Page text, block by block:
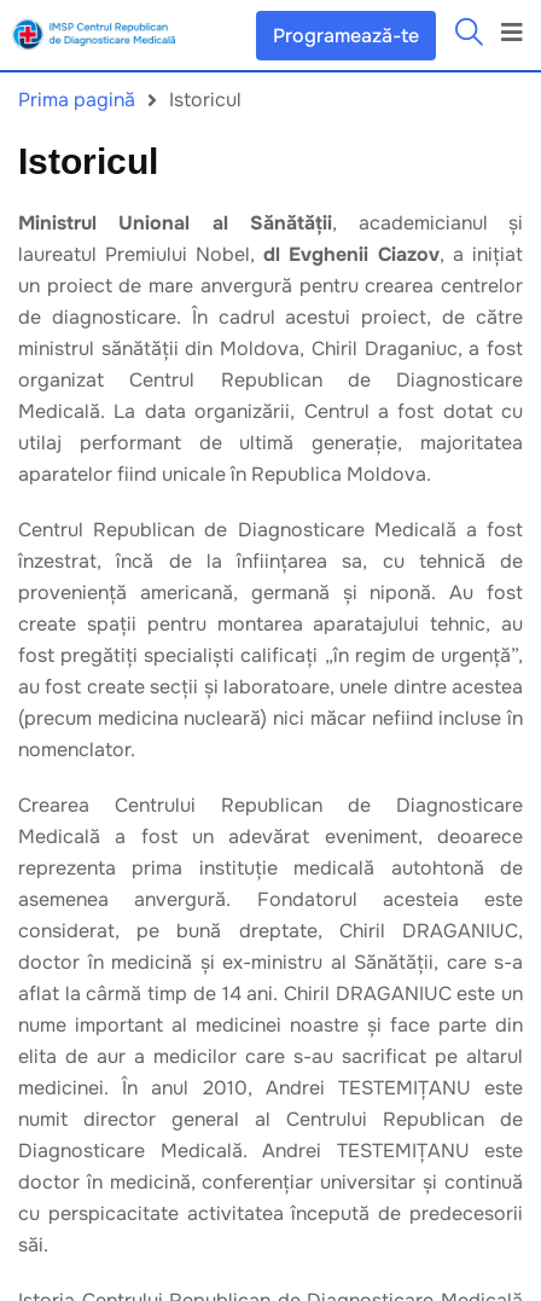
Programează-te
Prima pagină Istoricul
Istoricul
Ministrul Unional al Sănătății, academicianul și
laureatul Premiului Nobel, dl Evghenii Ciazov, a inițiat
un proiect de mare anvergură pentru crearea centrelor
de diagnosticare. În cadrul acestui proiect, de către
ministrul sănătății din Moldova, Chiril Draganiuc, a fost
organizat Centrul Republican de Diagnosticare
Medicală. La data organizării, Centrul a fost dotat cu
utilaj performant de ultimă generație, majoritatea
aparatelor fiind unicale în Republica Moldova.
Centrul Republican de Diagnosticare Medicală a fost
înzestrat, încă de la înființarea sa, cu tehnică de
proveniență americană, germană și niponă. Au fost
create spații pentru montarea aparatajului tehnic, au
fost pregătiți specialiști calificați „în regim de urgență”,
au fost create secții și laboratoare, unele dintre acestea
(precum medicina nucleară) nici măcar nefiind incluse în
nomenclator.
Crearea Centrului Republican de Diagnosticare
Medicală a fost un adevărat eveniment, deoarece
reprezenta prima instituție medicală autohtonă de
asemenea anvergură. Fondatorul acesteia este
considerat, pe bună dreptate, Chiril DRAGANIUC,
doctor în medicină și ex-ministru al Sănătății, care s-a
aflat la cârmă timp de 14 ani. Chiril DRAGANIUC este un
nume important al medicinei noastre și face parte din
elita de aur a medicilor care s-au sacrificat pe altarul
medicinei. În anul 2010, Andrei TESTEMIȚANU este
numit director general al Centrului Republican de
Diagnosticare Medicală. Andrei TESTEMIȚANU este
doctor în medicină, conferențiar universitar și continuă
cu perspicacitate activitatea începută de predecesorii
săi.